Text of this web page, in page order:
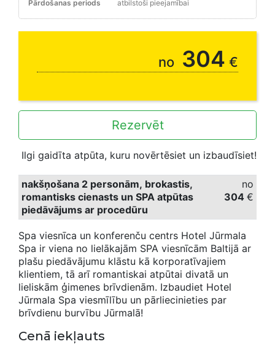
Pārdošanas periods
atbilstoši pieejamībai
no 304 €
Rezervēt
Ilgi gaidīta atpūta, kuru novērtēsiet un izbaudīsiet!
nakšņošana 2 personām, brokastis,
romantisks cienasts un SPA atpūtas
piedāvājums ar procedūru
no
304 €
Spa viesnīca un konferenču centrs Hotel Jūrmala
Spa ir viena no lielākajām SPA viesnīcām Baltijā ar
plašu piedāvājumu klāstu kā korporatīvajiem
klientiem, tā arī romantiskai atpūtai divatā un
lieliskām ģimenes brīvdienām. Izbaudiet Hotel
Jūrmala Spa viesmīlību un pārliecinieties par
brīvdienu burvību Jūrmalā!
Cenā iekļauts